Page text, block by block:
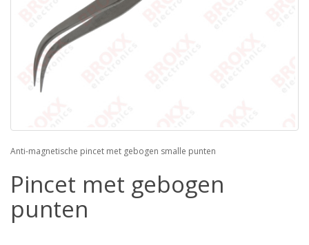
Anti-magnetische pincet met gebogen smalle punten
Pincet met gebogen
punten